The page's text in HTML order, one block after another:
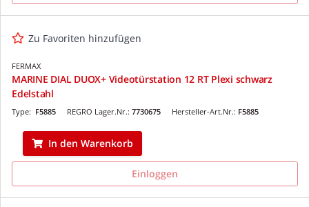
Zu Favoriten hinzufügen
FERMAX
MARINE DIAL DUOX+ Videotürstation 12 RT Plexi schwarz
Edelstahl
REGRO Lager.Nr.: 7730675
Type: F5885 Hersteller-Art.Nr.: F5885
In den Warenkorb
Einloggen